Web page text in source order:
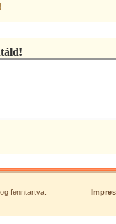
fenntartva.